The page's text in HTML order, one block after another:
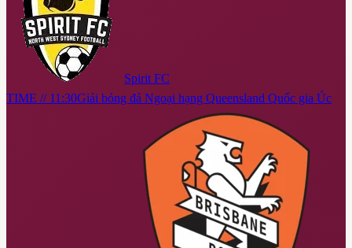
Spirit FC
TIME // 11:30Giải bóng đá Ngoại hạng Queensland Quốc gia Úc